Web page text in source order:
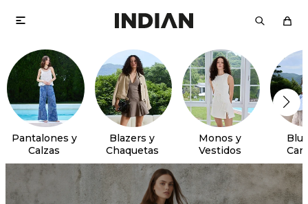

Pantalones y
Calzas
Blazers y
Chaquetas
Monos y
Vestidos